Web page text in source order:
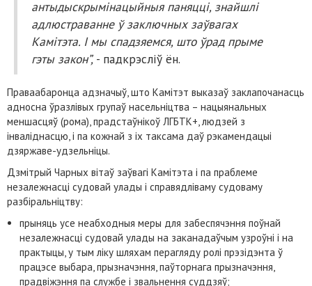
антыдыскрымінацыйныя паняцці, знайшлі
адлюстраванне ў заключных заўвагах
Камітэта. І мы спадзяемся, што ўрад прыме
гэты закон”, - падкрэсліў ён.
Праваабаронца адзначыў, што Камітэт выказаў заклапочанасць
адносна ўразлівых групаў насельніцтва – нацыянальных
меншасцяў (рома), прадстаўнікоў ЛГБТК+, людзей з
інваліднасцю, і па кожнай з іх таксама даў рэкамендацыі
дзяржаве-удзельніцы.
Дзмітрый Чарных вітаў заўвагі Камітэта і па праблеме
незалежнасці судовай улады і справядліваму судоваму
разбіральніцтву:
прыняць усе неабходныя меры для забеспячэння поўнай
незалежнасці судовай улады на заканадаўчым узроўні і на
практыцы, у тым ліку шляхам перагляду ролі прэзідэнта ў
працэсе выбара, прызначэння, паўторнага прызначэння,
прадвіжэння па службе і звальнення суддзяў;